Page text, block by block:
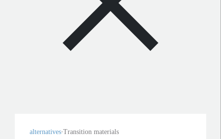
alternatives Transition materials